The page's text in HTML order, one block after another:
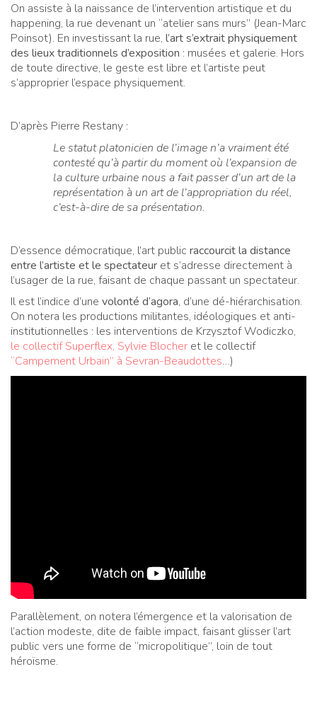
On assiste à la naissance de l’intervention artistique et du
happening, la rue devenant un “atelier sans murs” (Jean-Marc
Poinsot). En investissant la rue, l’art s’extrait physiquement
des lieux traditionnels d’exposition : musées et galerie. Hors
de toute directive, le geste est libre et l’artiste peut
s’approprier l’espace physiquement.
D’après Pierre Restany :
Le statut platonicien de l’image n’a vraiment été
contesté qu’à partir du moment où l’expansion de
la culture urbaine nous a fait passer d’un art de la
représentation à un art de l’appropriation du réel,
c’est-à-dire de sa présentation.
D’essence démocratique, l’art public raccourcit la distance
entre l’artiste et le spectateur et s’adresse directement à
l’usager de la rue, faisant de chaque passant un spectateur.
Il est l’indice d’une volonté d’agora, d’une dé-hiérarchisation.
On notera les productions militantes, idéologiques et anti-
institutionnelles : les interventions de Krzysztof Wodiczko,
le collectif Superflex, Sylvie Blocher et le collectif
“Campement Urbain” à Sevran-Beaudottes…)
Parallèlement, on notera l’émergence et la valorisation de
l’action modeste, dite de faible impact, faisant glisser l’art
public vers une forme de “micropolitique”, loin de tout
héroïsme.